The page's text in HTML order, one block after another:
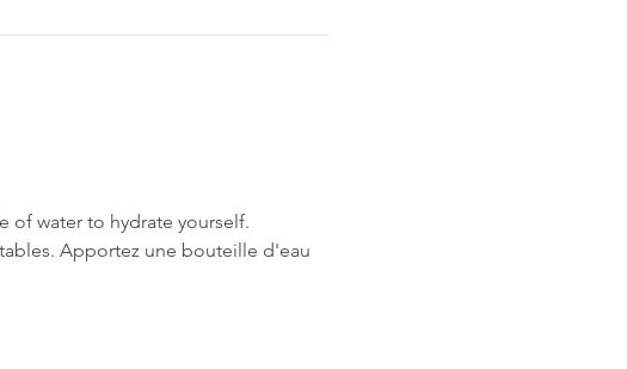
of water to hydrate yourself.
Apportez une bouteille d'eau